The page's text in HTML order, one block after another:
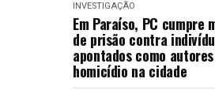
INVESTIGAÇÃO
Em Paraíso, PC cumpre
de prisão contra
apontados como
homicídio na cidade